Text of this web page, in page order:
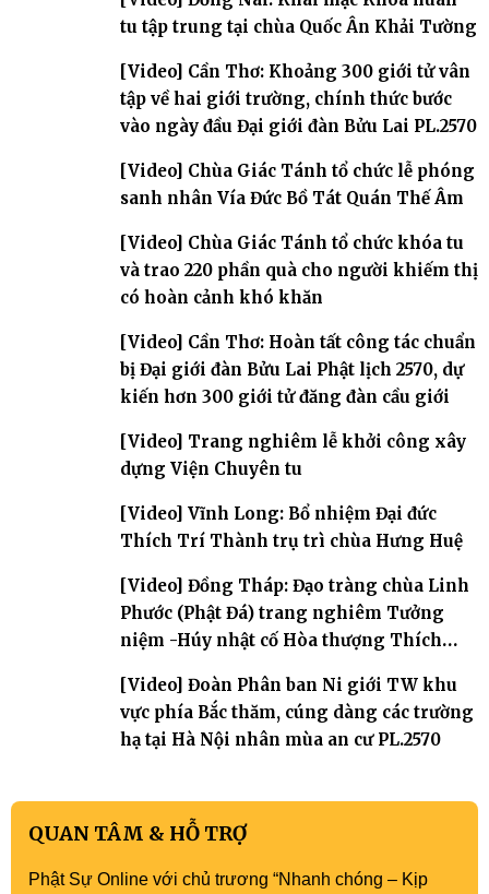
tu tập trung tại chùa Quốc Ân Khải Tường
[Video] Cần Thơ: Khoảng 300 giới tử vân
tập về hai giới trường, chính thức bước
vào ngày đầu Đại giới đàn Bửu Lai PL.2570
[Video] Chùa Giác Tánh tổ chức lễ phóng
sanh nhân Vía Đức Bồ Tát Quán Thế Âm
[Video] Chùa Giác Tánh tổ chức khóa tu
và trao 220 phần quà cho người khiếm thị
có hoàn cảnh khó khăn
[Video] Cần Thơ: Hoàn tất công tác chuẩn
bị Đại giới đàn Bửu Lai Phật lịch 2570, dự
kiến hơn 300 giới tử đăng đàn cầu giới
[Video] Trang nghiêm lễ khởi công xây
dựng Viện Chuyên tu
[Video] Vĩnh Long: Bổ nhiệm Đại đức
Thích Trí Thành trụ trì chùa Hưng Huệ
[Video] Đồng Tháp: Đạo tràng chùa Linh
Phước (Phật Đá) trang nghiêm Tưởng
niệm -Húy nhật cố Hòa thượng Thích
[Video] Đoàn Phân ban Ni giới TW khu
vực phía Bắc thăm, cúng dàng các trường
hạ tại Hà Nội nhân mùa an cư PL.2570
QUAN TÂM & HỖ TRỢ
Phật Sự Online với chủ trương “Nhanh chóng – Kịp